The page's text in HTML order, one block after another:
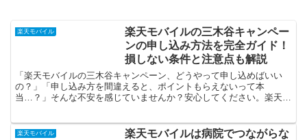
楽天モバイル
楽天モバイルの三木谷キャンペー
ンの申し込み方法を完全ガイド！
損しない条件と注意点も解説
「楽天モバイルの三木谷キャンペーン、どうやって申し込めばいい
の？」「申し込み方を間違えると、ポイントもらえないって本
当…？」そんな不安を感じていませんか？安心してください。楽天モ
楽天モバイル
楽天モバイルは病院でつながらな